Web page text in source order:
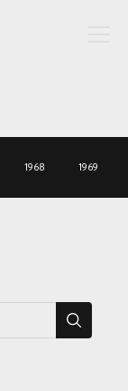
1968 1969